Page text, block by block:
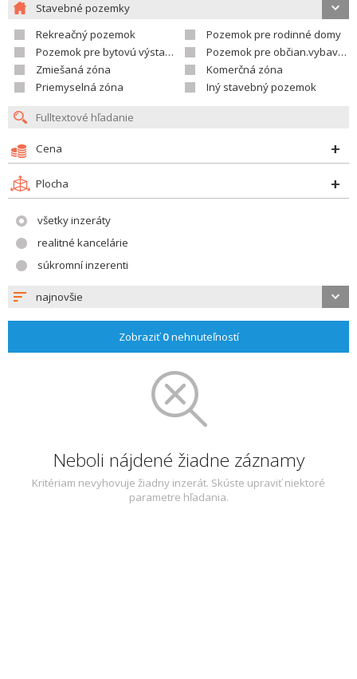
Stavebné pozemky
Rekreačný pozemok
Pozemok pre rodinné domy
Pozemok pre bytovú výstavbu
Pozemok pre občian.vybavenosť
Zmiešaná zóna
Komerčná zóna
Priemyselná zóna
Iný stavebný pozemok
Cena
Plocha
všetky inzeráty
realitné kancelárie
súkromní inzerenti
najnovšie
Zobraziť0nehnuteľností
Neboli nájdené žiadne záznamy
Kritériam nevyhovuje žiadny inzerát. Skúste upraviť niektoré
parametre hľadania.